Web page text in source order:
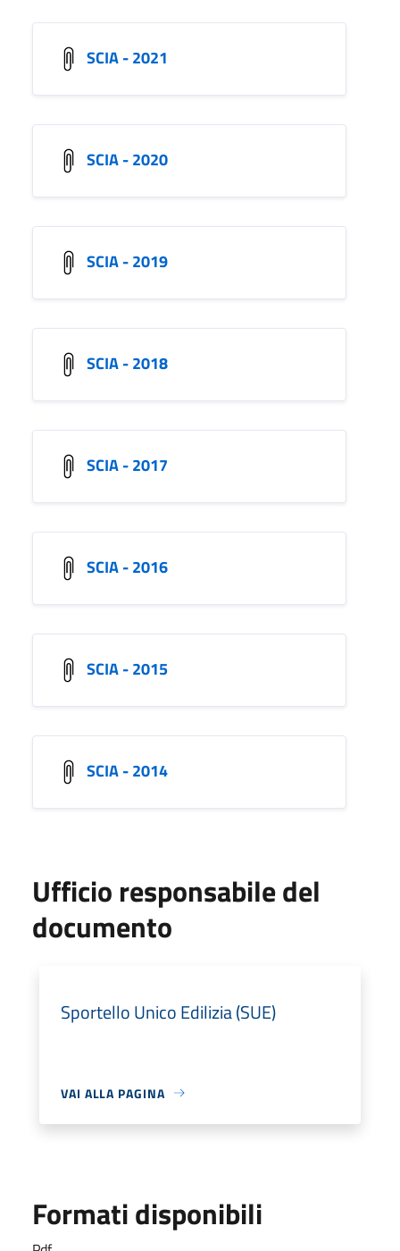
SCIA - 2021
SCIA - 2020
SCIA - 2019
SCIA - 2018
SCIA - 2017
SCIA - 2016
SCIA - 2015
SCIA - 2014
Ufficio responsabile del
documento
Sportello Unico Edilizia (SUE)
VAI ALLA PAGINA
Formati disponibili